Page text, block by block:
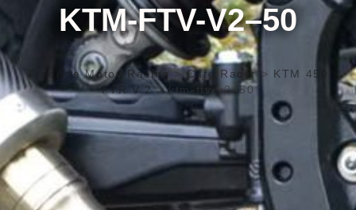
KTM-FTV-V2–50
Freeride Motos Racing > Café Racer >
KTM 450
FTR V.2>ktm-ftv-v2–50